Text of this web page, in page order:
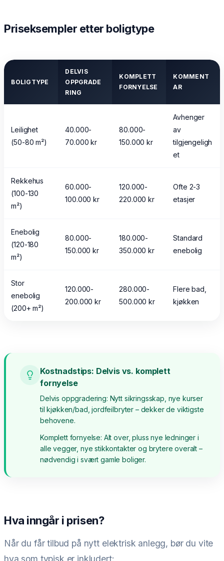
Priseksempler etter boligtype
BOLIGTYPE
DELVIS
OPPGRADE
RING
KOMPLETT
FORNYELSE
KOMMENT
AR
Leilighet
(50-80 m²)
40.000-
70.000 kr
80.000-
150.000 kr
Avhenger
av
tilgjengeligh
et
Rekkehus
(100-130
m²)
60.000-
100.000 kr
120.000-
220.000 kr
Ofte 2-3
etasjer
Enebolig
(120-180
m²)
80.000-
150.000 kr
180.000-
350.000 kr
Standard
enebolig
Stor
enebolig
(200+ m²)
120.000-
200.000 kr
280.000-
500.000 kr
Flere bad,
kjøkken
Kostnadstips: Delvis vs. komplett
fornyelse
Delvis oppgradering: Nytt sikringsskap, nye kurser
til kjøkken/bad, jordfeilbryter – dekker de viktigste
behovene.
Komplett fornyelse: Alt over, pluss nye ledninger i
alle vegger, nye stikkontakter og brytere overalt –
nødvendig i svært gamle boliger.
Hva inngår i prisen?
Når du får tilbud på nytt elektrisk anlegg, bør du vite
hva som typisk er inkludert: